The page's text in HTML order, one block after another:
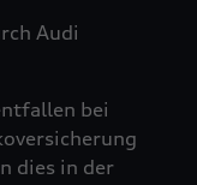
Audi
bei
dies in der